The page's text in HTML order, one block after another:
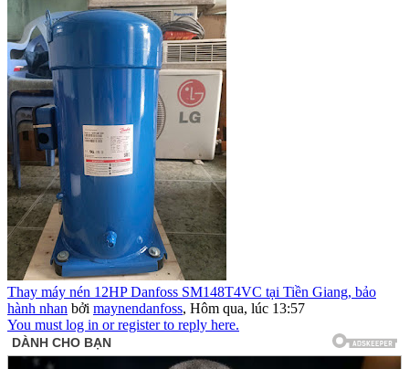
Thay máy nén 12HP Danfoss SM148T4VC tại Tiền Giang, bảo
hành nhan bởi maynendanfoss, Hôm qua, lúc 13:57
You must log in or register to reply here.